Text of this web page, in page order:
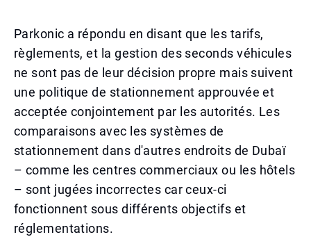
Parkonic a répondu en disant que les tarifs,
règlements, et la gestion des seconds véhicules
ne sont pas de leur décision propre mais suivent
une politique de stationnement approuvée et
acceptée conjointement par les autorités. Les
comparaisons avec les systèmes de
stationnement dans d'autres endroits de Dubaï
– comme les centres commerciaux ou les hôtels
– sont jugées incorrectes car ceux-ci
fonctionnent sous différents objectifs et
réglementations.